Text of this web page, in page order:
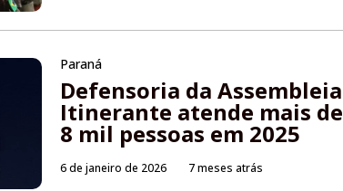
Paraná
Defensoria da Assembleia
Itinerante atende mais de
8 mil pessoas em 2025
6 de janeiro de 2026 7 meses atrás